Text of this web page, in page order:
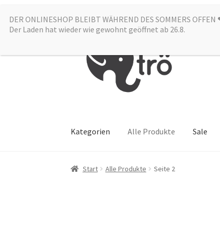
Zur
Zum
Kategorien Alle Produkte Sale
Start Alle Produkte Seite 2
DER ONLINESHOP BLEIBT WÄHREND DES SOMMERS OFFEN
Der Laden hat wieder wie gewohnt geöffnet ab 26.8.